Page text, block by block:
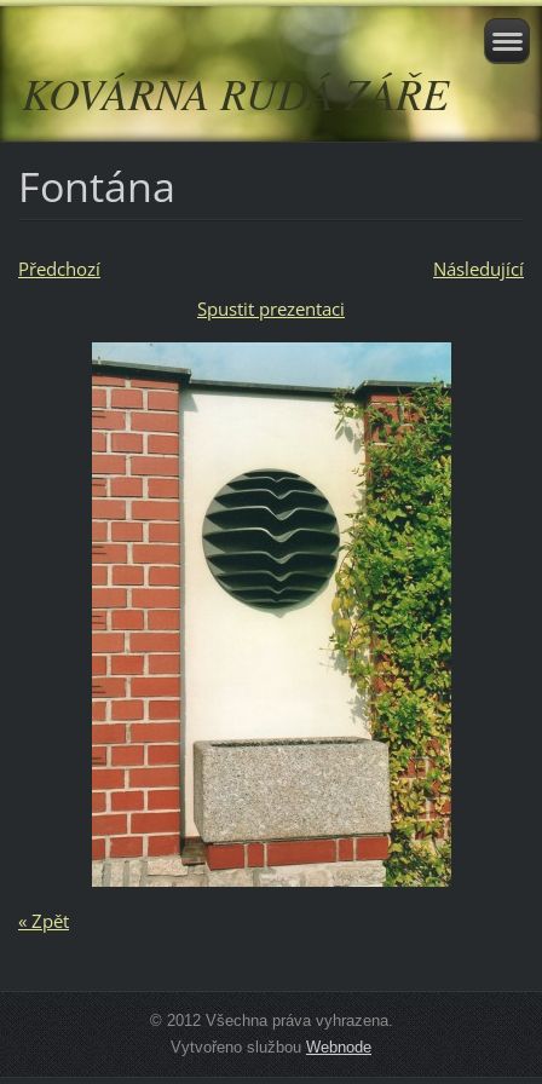
KOVÁRNA RUDÁ ZÁŘE
Fontána
Předchozí
Následující
Spustit prezentaci
« Zpět
© 2012 Všechna práva vyhrazena.
Vytvořeno službouWebnode